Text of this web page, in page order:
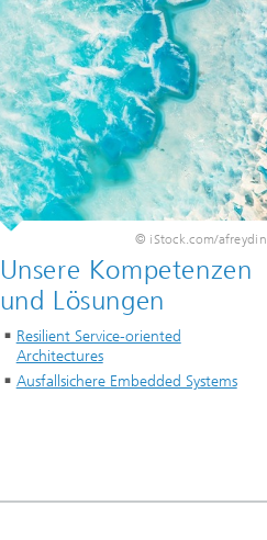
© iStock.com/afreydin
Unsere Kompetenzen
und Lösungen
Resilient Service-oriented
Architectures
Ausfallsichere Embedded Systems